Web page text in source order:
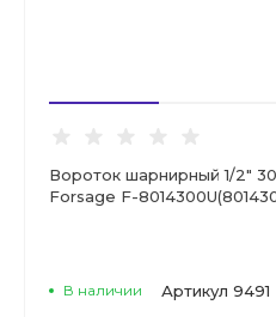
Вороток шарнирный 1/2"
Forsage F-
В наличии Артикул 9491